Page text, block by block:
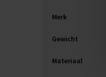
Merk
Gewicht
Materiaal